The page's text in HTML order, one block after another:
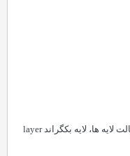
ها، لایه بکگراند layer